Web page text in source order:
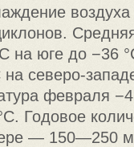
на юге до −36
северо-
февраля
Годовое
— 150—250